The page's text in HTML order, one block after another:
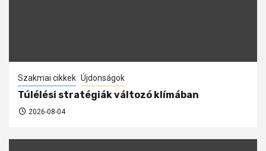
Szakmai cikkek Újdonságok
Túlélési stratégiák változó klímában
2026-08-04